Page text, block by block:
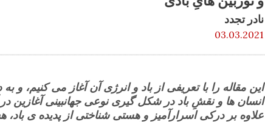
نادر تجدد
03.03.2021
این مقاله را با تعریفی از باد و انرژی آن آغاز می کنیم،
انسان ها و نقشِ باد در شکل گیری نوعی جهانبینی آغازین
علاوه بر درکی اسرارآمیز و هستی شناختی از پدیده ی باد،